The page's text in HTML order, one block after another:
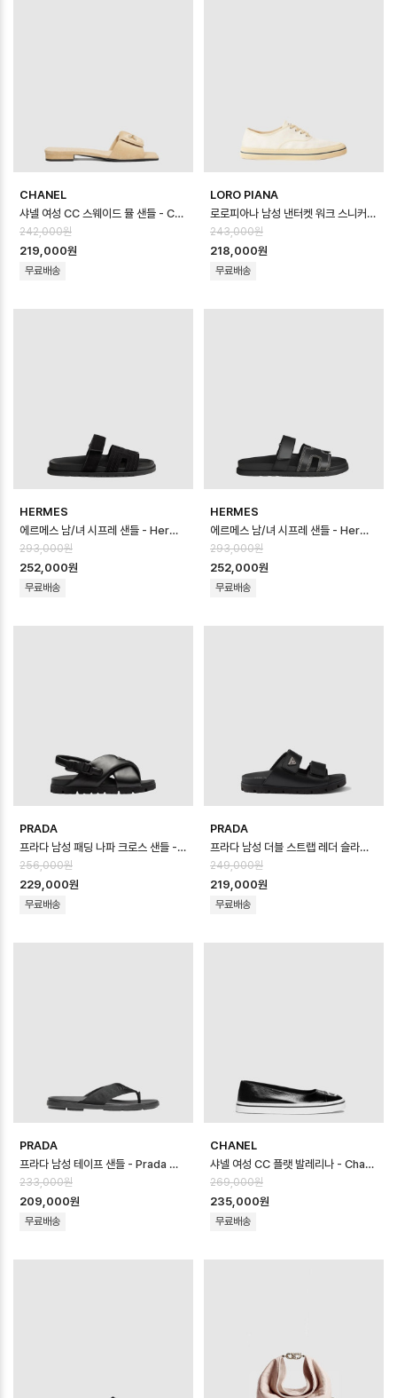
CHANEL
샤넬 여성 CC 스웨이드 뮬 샌들 - Chanel Womens CC Suede Mule S…
242,000원
219,000원
무료배송
LORO PIANA
로로피아나 남성 낸터켓 워크 스니커즈 - Loro Piana Mens Nantucket W…
243,000원
218,000원
무료배송
HERMES
에르메스 남/녀 시프레 샌들 - Hermes Unisex Chypre Sandal - he…
293,000원
252,000원
무료배송
HERMES
에르메스 남/녀 시프레 샌들 - Hermes Unisex Chypre Sandal - he…
293,000원
252,000원
무료배송
PRADA
프라다 남성 패딩 나파 크로스 샌들 - Prada Mens Padded Napa Cross…
256,000원
229,000원
무료배송
PRADA
프라다 남성 더블 스트랩 레더 슬라이드 샌들 - Prada Mens Double Strap…
249,000원
219,000원
무료배송
PRADA
프라다 남성 테이프 샌들 - Prada Mens Tape Sandal - prs14635x
233,000원
209,000원
무료배송
CHANEL
샤넬 여성 CC 플랫 발레리나 - Chanel Womens CC Flat Ballerina…
269,000원
235,000원
무료배송